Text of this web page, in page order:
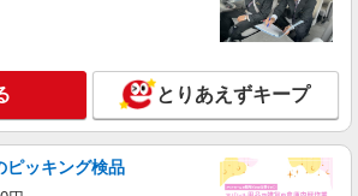
とりあえずキープ
ピッキング検品